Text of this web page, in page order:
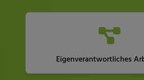
Eigenverantwortliches